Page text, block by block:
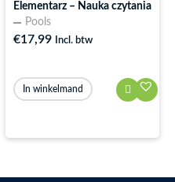
Elementarz – Nauka czytania
Pools
€17,99 Incl. btw
In winkelmand